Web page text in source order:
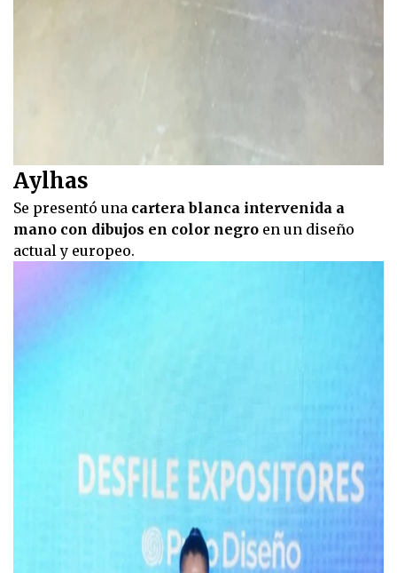
Aylhas
Se presentó una cartera blanca intervenida a
mano con dibujos en color negro en un diseño
actual y europeo.